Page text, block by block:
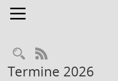
Toggle navigation
RSS-Feed
Termine 2026